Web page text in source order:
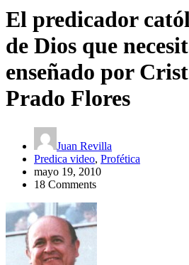
El predicador
de Dios que
enseñado por
Prado Flores
Juan Revilla
Predica video, Profética
mayo 19, 2010
18 Comments